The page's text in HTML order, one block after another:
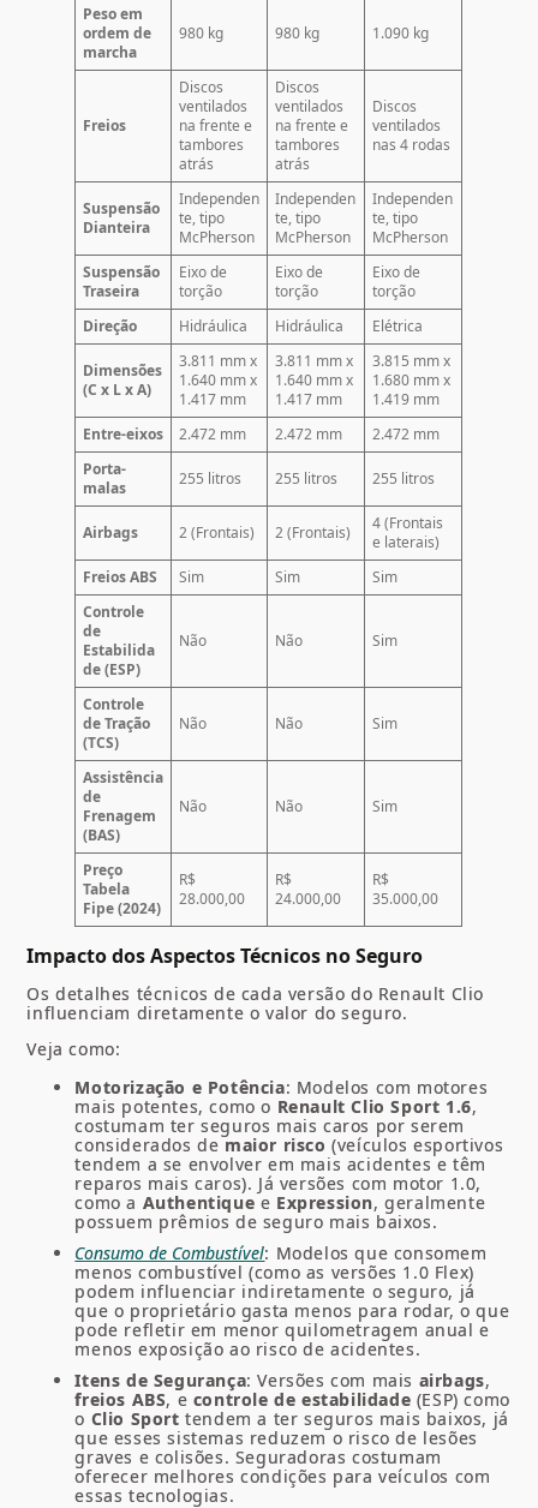
Peso em
ordem de
marcha
980 kg 980 kg 1.090 kg
Freios
Discos
ventilados
na frente e
tambores
atrás
Discos
ventilados
na frente e
tambores
atrás
Discos
ventilados
nas 4 rodas
Suspensão
Dianteira
Independen
te, tipo
McPherson
Independen
te, tipo
McPherson
Independen
te, tipo
McPherson
Suspensão
Traseira
Eixo de
torção
Eixo de
torção
Eixo de
torção
Direção
Hidráulica Hidráulica Elétrica
Dimensões
(C x L x A)
3.811 mm x
1.640 mm x
1.417 mm
3.811 mm x
1.640 mm x
1.417 mm
3.815 mm x
1.680 mm x
1.419 mm
Entre-eixos
2.472 mm 2.472 mm
2.472 mm
Porta-
malas
255 litros 255 litros 255 litros
Airbags 2 (Frontais) 2 (Frontais)
4 (Frontais
e laterais)
Freios ABS
Sim Sim
Sim
Controle
de
Estabilida
de (ESP)
Não Não Sim
Controle
de Tração
(TCS)
Não Não Sim
Assistência
de
Frenagem
(BAS)
Não Não Sim
Preço
Tabela
Fipe (2024)
R$
28.000,00
R$
24.000,00
R$
35.000,00
Impacto dos Aspectos Técnicos no Seguro
Os detalhes técnicos de cada versão do Renault Clio
influenciam diretamente o valor do seguro.
Veja como:
Motorização e Potência: Modelos com motores
mais potentes, como o Renault Clio Sport 1.6,
costumam ter seguros mais caros por serem
considerados demaior risco (veículos esportivos
tendem a se envolver em mais acidentes e têm
reparos mais caros). Já versões com motor 1.0,
como a Authentique e Expression, geralmente
possuem prêmios de seguro mais baixos.
Consumo de Combustível: Modelos que consomem
menos combustível (como as versões 1.0 Flex)
podem influenciar indiretamente o seguro, já
que o proprietário gasta menos para rodar, o que
pode refletir em menor quilometragem anual e
menos exposição ao risco de acidentes.
Itens de Segurança: Versões com mais airbags,
freios ABS, e controle de estabilidade (ESP) como
o Clio Sport tendem a ter seguros mais baixos, já
que esses sistemas reduzem o risco de lesões
graves e colisões. Seguradoras costumam
oferecer melhores condições para veículos com
essas tecnologias.